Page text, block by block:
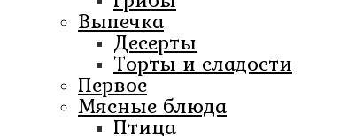
Выпечка
Десерты
Торты и сладости
Первое
Мясные блюда
Птица